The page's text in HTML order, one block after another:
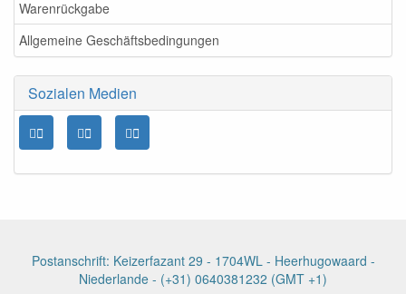
Warenrückgabe
Allgemeine Geschäftsbedingungen
Sozialen Medien
Postanschrift: Keizerfazant 29 - 1704WL - Heerhugowaard -
Niederlande - (+31) 0640381232 (GMT +1)